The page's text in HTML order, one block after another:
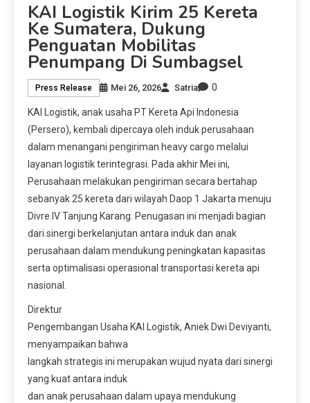
KAI Logistik Kirim 25 Kereta
Ke Sumatera, Dukung
Penguatan Mobilitas
Penumpang Di Sumbagsel
Press Release Mei 26, 2026 Satria 0
KAI Logistik, anak usaha PT Kereta Api Indonesia
(Persero), kembali dipercaya oleh induk perusahaan
dalam menangani pengiriman heavy cargo melalui
layanan logistik terintegrasi. Pada akhir Mei ini,
Perusahaan melakukan pengiriman secara bertahap
sebanyak 25 kereta dari wilayah Daop 1 Jakarta menuju
Divre IV Tanjung Karang. Penugasan ini menjadi bagian
dari sinergi berkelanjutan antara induk dan anak
perusahaan dalam mendukung peningkatan kapasitas
serta optimalisasi operasional transportasi kereta api
nasional.
Direktur
Pengembangan Usaha KAI Logistik, Aniek Dwi Deviyanti,
menyampaikan bahwa
langkah strategis ini merupakan wujud nyata dari sinergi
yang kuat antara induk
dan anak perusahaan dalam upaya mendukung